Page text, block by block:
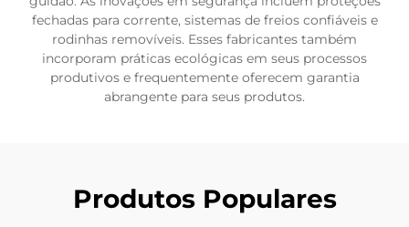
fechadas para corrente, sistemas de freios confiáveis e
rodinhas removíveis. Esses fabricantes também
incorporam práticas ecológicas em seus processos
produtivos e frequentemente oferecem garantia
abrangente para seus produtos.
Produtos Populares